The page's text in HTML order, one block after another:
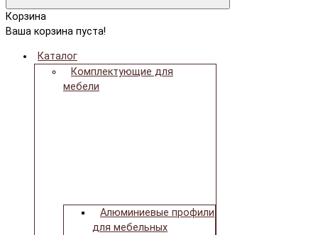
Корзина
Ваша корзина пуста!
Каталог
Комплектующие для
мебели
Алюминиевые профили
для мебельных